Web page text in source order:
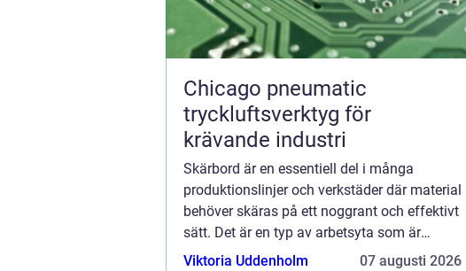
Chicago pneumatic
tryckluftsverktyg för
krävande industri
Skärbord är en essentiell del i många
produktionslinjer och verkstäder där material
behöver skäras på ett noggrant och effektivt
sätt. Det är en typ av arbetsyta som är
särskilt utformad f...
Viktoria Uddenholm 07 augusti 2026